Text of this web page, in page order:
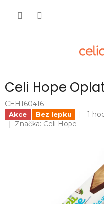
Celi Hope
CEH160416
Akce Bez lepku 1
Značka: Celi Hope